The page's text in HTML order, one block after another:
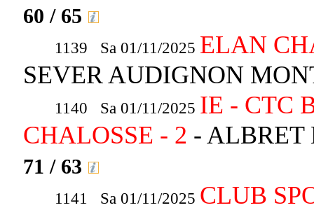
60 / 65
1139 Sa 01/11/2025 ELAN
SEVER AUDIGNON
1140 Sa 01/11/2025 IE - CTC
CHALOSSE - 2 -
71 / 63
1141 Sa 01/11/2025 CLUB